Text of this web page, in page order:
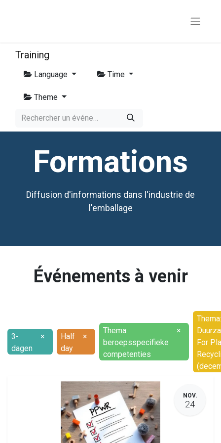
Training
Language Time
Theme
Formations
Diffusion d'informations dans l'industrie de
l'emballage
Événements à venir
3-
dagen
×
Half
day
×
Thema:
beroepsspecifieke
competenties
×
Thema:
For
NOV.
24